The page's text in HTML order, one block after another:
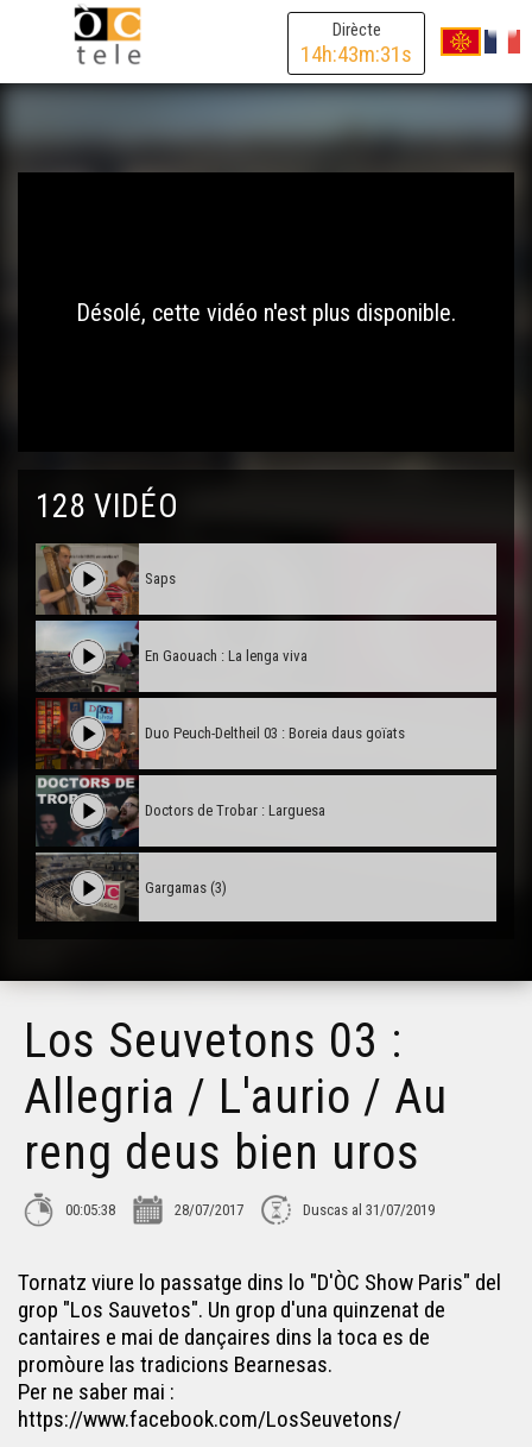
Dirècte
14h:43m:31s
Désolé, cette vidéo n'est plus disponible.
128 VIDÉO
Saps
En Gaouach : La lenga viva
Duo Peuch-Deltheil 03 : Boreia daus goïats
Doctors de Trobar : Larguesa
Gargamas (3)
Hestiv'Òc
Croc'stane (2)
Lambrusquera - Era Sauta Banassa
Trio ERMS, extrait de la creacion "Indians"
Muriel Batbie Castell
Croc'stane (1)
Los Seuvetons 03 :
Allegria / L'aurio / Au
reng deus bien uros
00:05:38 28/07/2017 Duscas al 31/07/2019
Tornatz viure lo passatge dins lo "D'ÒC Show Paris" del
grop "Los Sauvetos". Un grop d'una quinzenat de
cantaires e mai de dançaires dins la toca es de
promòure las tradicions Bearnesas.
Per ne saber mai :
https://www.facebook.com/LosSeuvetons/